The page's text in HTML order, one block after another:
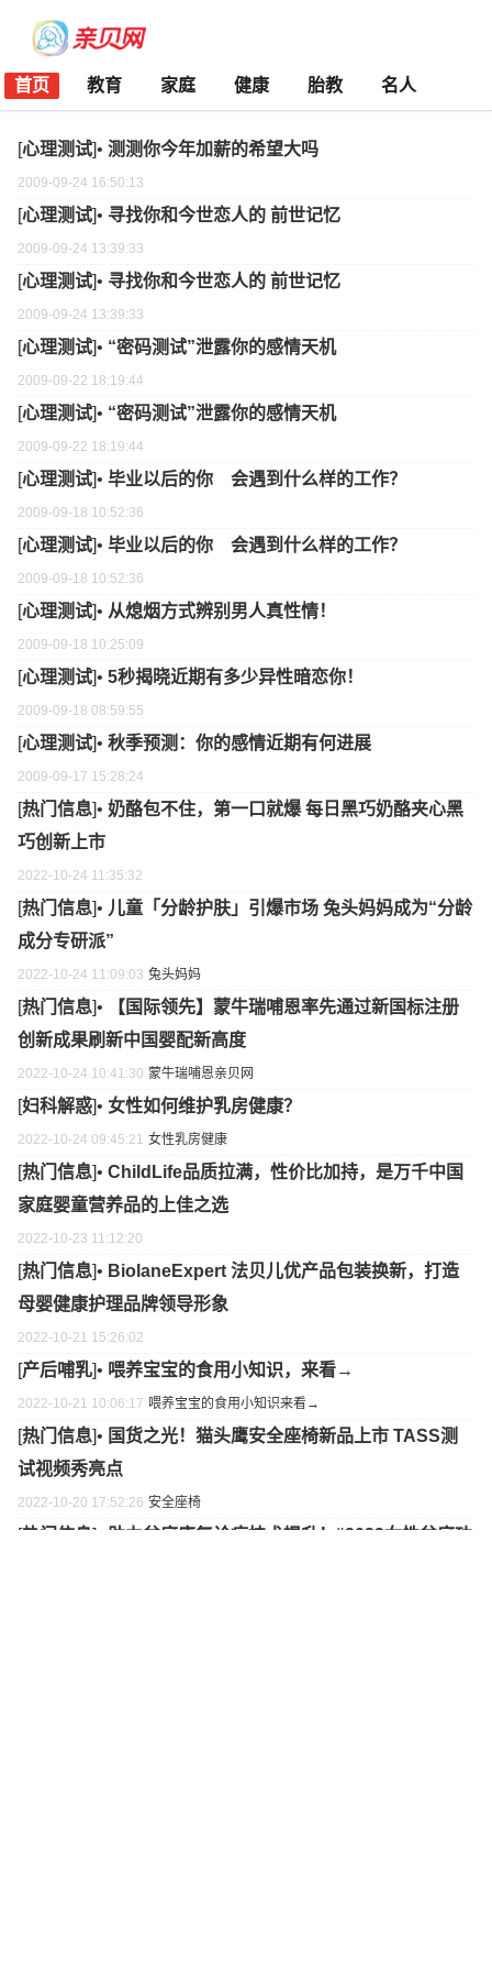
首页 教育 家庭 健康 胎教 名人
[心理测试]• 测测你今年加薪的希望大吗
2009-09-24 16:50:13
[心理测试]• 寻找你和今世恋人的 前世记忆
2009-09-24 13:39:33
[心理测试]• 寻找你和今世恋人的 前世记忆
2009-09-24 13:39:33
[心理测试]• “密码测试”泄露你的感情天机
2009-09-22 18:19:44
[心理测试]• “密码测试”泄露你的感情天机
2009-09-22 18:19:44
[心理测试]• 毕业以后的你 会遇到什么样的工作？
2009-09-18 10:52:36
[心理测试]• 毕业以后的你 会遇到什么样的工作？
2009-09-18 10:52:36
[心理测试]• 从熄烟方式辨别男人真性情！
2009-09-18 10:25:09
[心理测试]• 5秒揭晓近期有多少异性暗恋你！
2009-09-18 08:59:55
[心理测试]• 秋季预测：你的感情近期有何进展
2009-09-17 15:28:24
[热门信息]• 奶酪包不住，第一口就爆 每日黑巧奶酪夹心黑
巧创新上市
2022-10-24 11:35:32
[热门信息]• 儿童「分龄护肤」引爆市场 兔头妈妈成为“分龄
成分专研派”
2022-10-24 11:09:03 兔头妈妈
[热门信息]•
【国际领先】蒙牛瑞哺恩率先通过新国标注册
创新成果刷新中国婴配新高度
2022-10-24 10:41:30 蒙牛瑞哺恩亲贝网
[妇科解惑]• 女性如何维护乳房健康？
2022-10-24 09:45:21 女性乳房健康
[热门信息]• ChildLife品质拉满，性价比加持，是万千中国
家庭婴童营养品的上佳之选
2022-10-23 11:12:20
[热门信息]• BiolaneExpert 法贝儿优产品包装换新，打造
母婴健康护理品牌领导形象
2022-10-21 15:26:02
[产后哺乳]• 喂养宝宝的食用小知识，来看→
2022-10-21 10:06:17 喂养宝宝的食用小知识来看→
[热门信息]• 国货之光！猫头鹰安全座椅新品上市 TASS测
试视频秀亮点
2022-10-20 17:52:26 安全座椅
[热门信息]• 助力盆底康复诊疗技术提升！“2022女性盆底功